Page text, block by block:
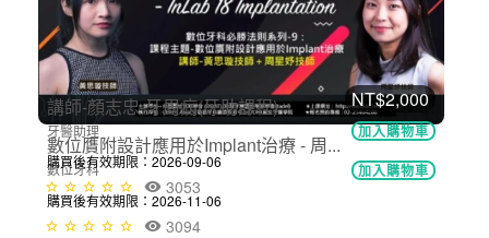
購買後有效期限：2026-11-06
3141
NT$2,000
數位贋附設計應用於Implant治療 - 周...
數位牙科 加入購物車
購買後有效期限：2026-11-06
3094